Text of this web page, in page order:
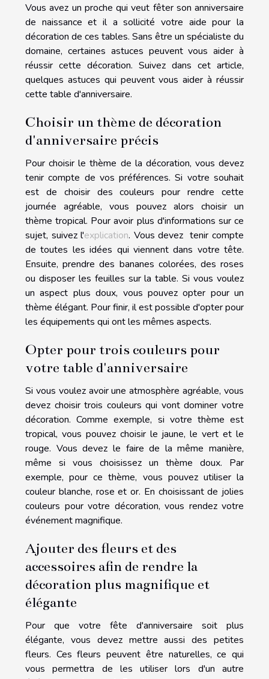
Vous avez un proche qui veut fêter son anniversaire
de naissance et il a sollicité votre aide pour la
décoration de ces tables. Sans être un spécialiste du
domaine, certaines astuces peuvent vous aider à
réussir cette décoration. Suivez dans cet article,
quelques astuces qui peuvent vous aider à réussir
cette table d'anniversaire.
Choisir un thème de décoration
d'anniversaire précis
Pour choisir le thème de la décoration, vous devez
tenir compte de vos préférences. Si votre souhait
est de choisir des couleurs pour rendre cette
journée agréable, vous pouvez alors choisir un
thème tropical. Pour avoir plus d'informations sur ce
sujet, suivez l'explication. Vous devez tenir compte
de toutes les idées qui viennent dans votre tête.
Ensuite, prendre des bananes colorées, des roses
ou disposer les feuilles sur la table. Si vous voulez
un aspect plus doux, vous pouvez opter pour un
thème élégant. Pour finir, il est possible d'opter pour
les équipements qui ont les mêmes aspects.
Opter pour trois couleurs pour
votre table d'anniversaire
Si vous voulez avoir une atmosphère agréable, vous
devez choisir trois couleurs qui vont dominer votre
décoration. Comme exemple, si votre thème est
tropical, vous pouvez choisir le jaune, le vert et le
rouge. Vous devez le faire de la même manière,
même si vous choisissez un thème doux. Par
exemple, pour ce thème, vous pouvez utiliser la
couleur blanche, rose et or. En choisissant de jolies
couleurs pour votre décoration, vous rendez votre
événement magnifique.
Ajouter des fleurs et des
accessoires afin de rendre la
décoration plus magnifique et
élégante
Pour que votre fête d'anniversaire soit plus
élégante, vous devez mettre aussi des petites
fleurs. Ces fleurs peuvent être naturelles, ce qui
vous permettra de les utiliser lors d'un autre